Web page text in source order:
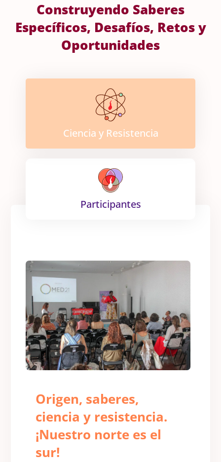
Construyendo Saberes
Específicos, Desafíos, Retos y
Oportunidades
Ciencia y Resistencia
Participantes
Origen, saberes,
ciencia y resistencia.
¡Nuestro norte es el
sur!